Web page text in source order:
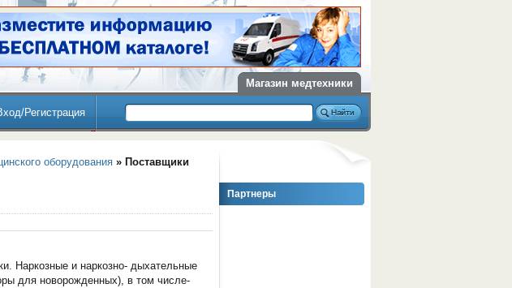
Магазин медтехники
Регистрация
Партнеры
оборудования » Поставщики
Наркозные и наркозно- дыхательные
для новорожденных), в том числе-